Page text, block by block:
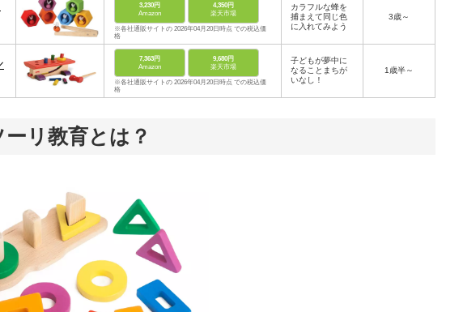
3,230円
Amazon
4,350円
楽天市場
※各社通販サイトの 2026年04月20日時点 での税込価
格
カラフルな蜂を
捕まえて同じ色
に入れてみよう
3歳～
7,363円
Amazon
9,680円
楽天市場
※各社通販サイトの 2026年04月20日時点 での税込価
格
子どもが夢中に
なることまちが
いなし！
1歳半～
リ教育とは？